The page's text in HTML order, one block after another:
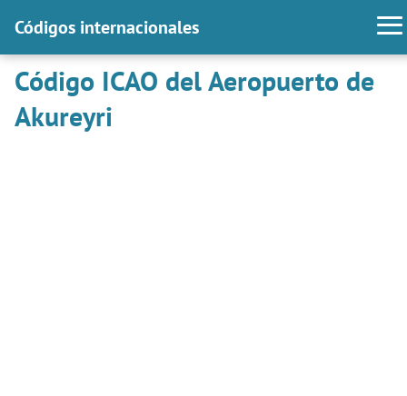
Códigos internacionales
Código ICAO del Aeropuerto de
Akureyri